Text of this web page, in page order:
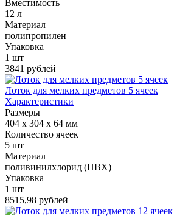
Вместимость
12 л
Материал
полипропилен
Упаковка
1 шт
3841 рублей
Лоток для мелких предметов 5 ячеек
Характеристики
Размеры
404 x 304 x 64 мм
Количество ячеек
5 шт
Материал
поливинилхлорид (ПВХ)
Упаковка
1 шт
8515,98 рублей